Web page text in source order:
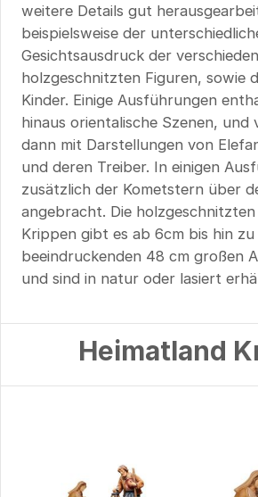
weitere Details gut
beispielsweise der
Gesichtsausdruck der
holzgeschnitzten Figuren, sowie
Kinder. Einige Ausführungen
hinaus orientalische Szenen, und
dann mit Darstellungen von
und deren Treiber. In einigen
zusätzlich der Kometstern über
angebracht. Die
Krippen gibt es ab 6cm bis hin zu
beeindruckenden 48 cm großen
und sind in natur oder lasiert
Heimatland